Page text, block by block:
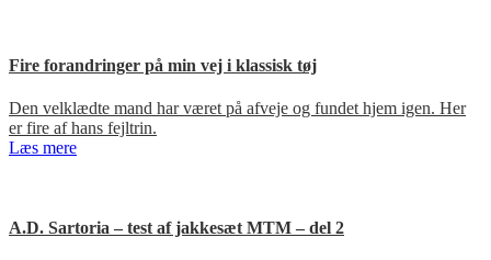
Fire forandringer på min vej i klassisk tøj
Den velklædte mand har været på afveje og fundet hjem igen. Her
er fire af hans fejltrin.
Læs mere
A.D. Sartoria – test af jakkesæt MTM – del 2